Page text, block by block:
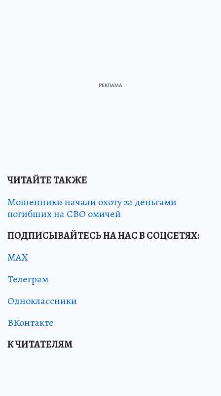
ЧИТАЙТЕ ТАКЖЕ
Мошенники начали охоту за деньгами
погибших на СВО омичей
ПОДПИСЫВАЙТЕСЬ НА НАС В СОЦСЕТЯХ:
MAX
Телеграм
Одноклассники
ВКонтакте
К ЧИТАТЕЛЯМ